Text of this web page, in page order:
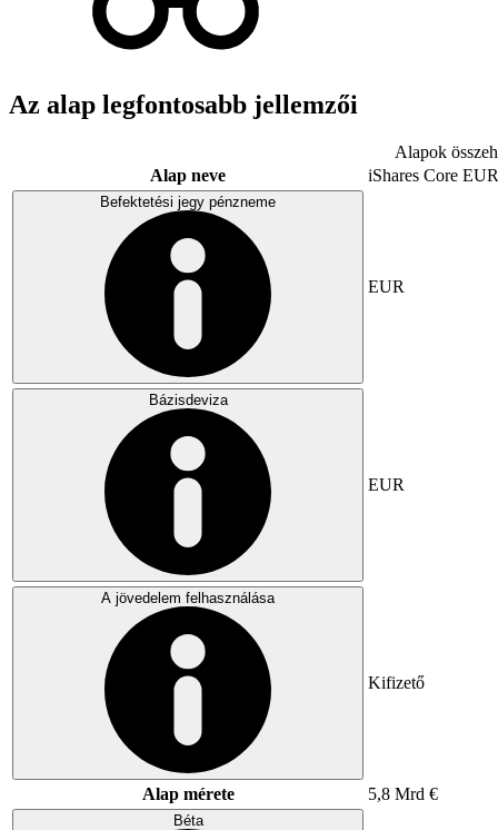
Az alap legfontosabb jellemzői
Alapok
Alap neve
iShares Core
Befektetési jegy pénzneme
EUR
Bázisdeviza
EUR
A jövedelem felhasználása
Kifizető
Alap mérete 5,8 Mrd €
Béta